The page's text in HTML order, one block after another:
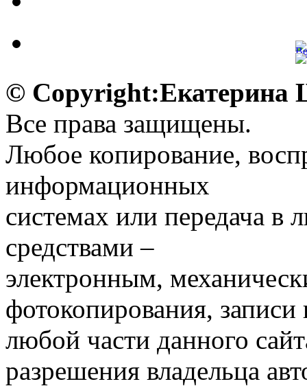
© Copyright:Екатерина
Все права защищены.
Любое копирование,
информационных
системах или передача
средствами –
электронным,
фотокопирования,
любой части данного
разрешения владельца